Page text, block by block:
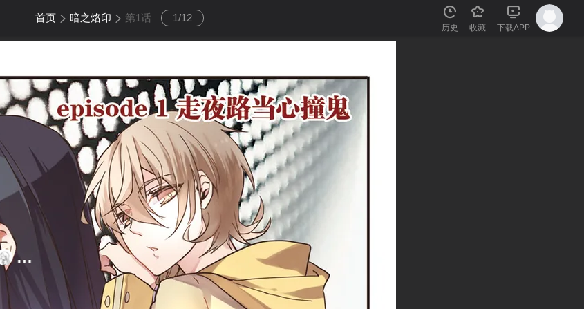
首页 暗之烙印 第1话 1/12
历史 收藏 下载APP